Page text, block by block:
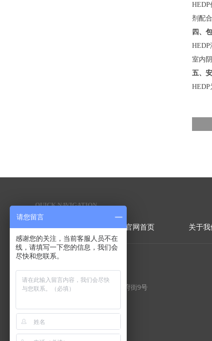
剂配
四、
室内
五、
QUICK NAVIGATION
快捷导航
官网首页 关于我
地址：北京市顺义区北务镇政府街9号
传真：86-010-50907310
请您留言
感谢您的关注，当前客服人员不在
线，请填写一下您的信息，我们会
尽快和您联系。